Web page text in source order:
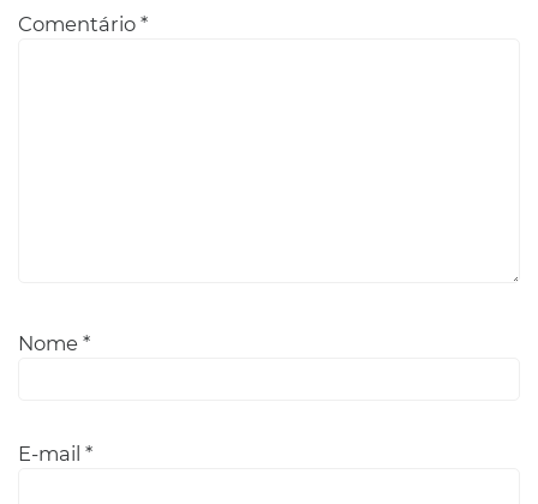
Comentário *
Nome *
E-mail *